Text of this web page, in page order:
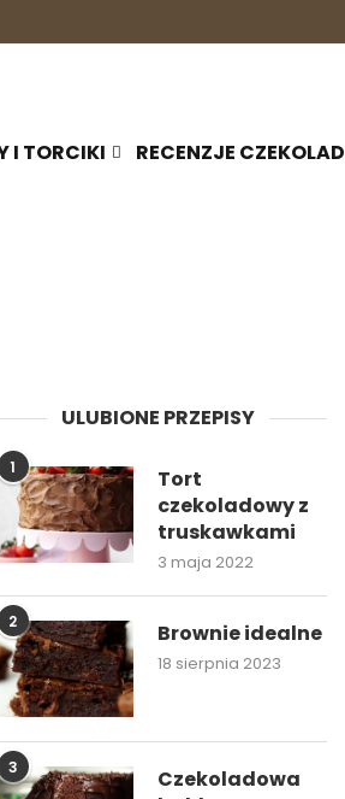
I TORCIKI RECENZJE CZEKOLAD
ULUBIONE PRZEPISY
1
Tort
czekoladowy z
truskawkami
3 maja 2022
2 Brownie idealne
18 sierpnia 2023
3
Czekoladowa